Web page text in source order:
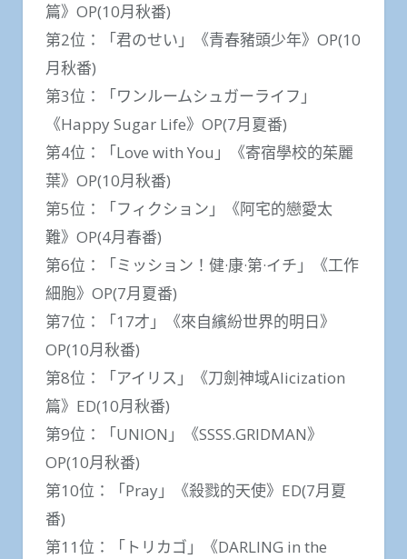
篇》OP(10月秋番)
第2位：「君のせい」《青春豬頭少年》OP(10
月秋番)
第3位：「ワンルームシュガーライフ」
《Happy Sugar Life》OP(7月夏番)
第4位：「Love with You」《寄宿學校的茱麗
葉》OP(10月秋番)
第5位：「フィクション」《阿宅的戀愛太
難》OP(4月春番)
第6位：「ミッション！健·康·第·イチ」《工作
細胞》OP(7月夏番)
第7位：「17才」《來自繽紛世界的明日》
OP(10月秋番)
第8位：「アイリス」《刀劍神域Alicization
篇》ED(10月秋番)
第9位：「UNION」《SSSS.GRIDMAN》
OP(10月秋番)
第10位：「Pray」《殺戮的天使》ED(7月夏
番)
第11位：「トリカゴ」《DARLING in the